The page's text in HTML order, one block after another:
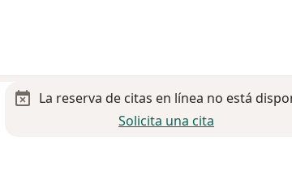
La reserva de citas en línea no está
Solicita una cita